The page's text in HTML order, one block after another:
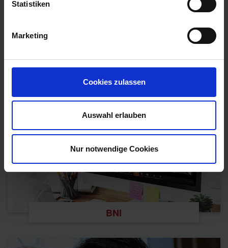
Statistiken
Marketing
Cookies zulassen
Auswahl erlauben
Nur notwendige Cookies
FAQ
Impressum
BNI